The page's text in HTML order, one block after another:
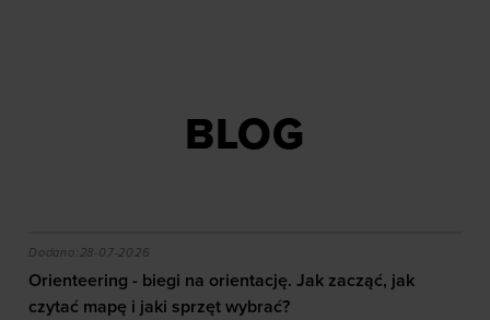
BLOG
efekty daje trening?
Orienteering - biegi na orientację. Jak zacząć, jak
Dodano:28-07-2026
Orienteering - biegi na orientację. Jak zacząć, jak
czytać mapę i jaki sprzęt wybrać?